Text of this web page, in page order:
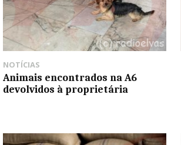
NOTÍCIAS
Animais encontrados na A6
devolvidos à proprietária